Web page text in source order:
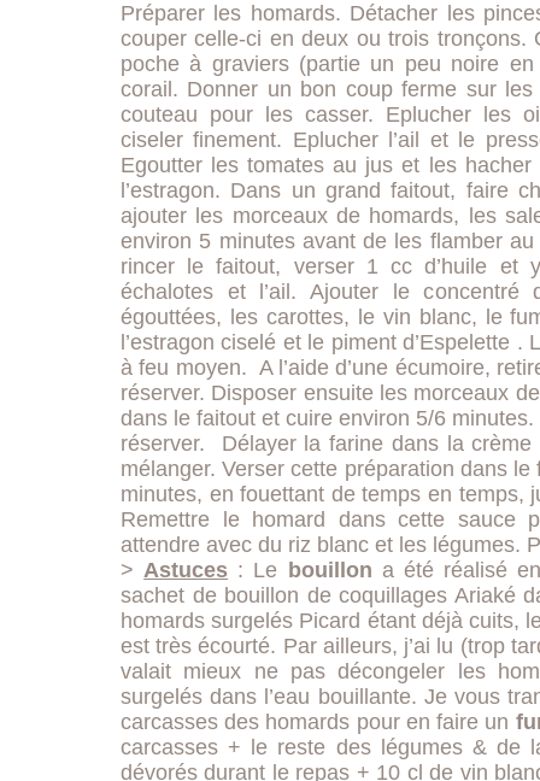
Préparer les homards. Détacher les
couper celle-ci en deux ou trois
poche à graviers (partie un peu noire
corail. Donner un bon coup ferme sur
couteau pour les casser. Eplucher les
ciseler finement. Eplucher l’ail et le
Egoutter les tomates au jus et les
l’estragon. Dans un grand faitout, faire
ajouter les morceaux de homards, les
environ 5 minutes avant de les flamber
rincer le faitout, verser 1 cc d’huile et
échalotes et l’ail. Ajouter le concentré
égouttées, les carottes, le vin blanc, le
l’estragon ciselé et le piment d’Espelette
à feu moyen. A l’aide d’une écumoire,
réserver. Disposer ensuite les morceaux
dans le faitout et cuire environ 5/6
réserver. Délayer la farine dans la
mélanger. Verser cette préparation dans
minutes, en fouettant de temps en temps,
Remettre le homard dans cette sauce
attendre avec du riz blanc et les légumes.
>Astuces : Le bouillon a été réalisé
sachet de bouillon de coquillages Ariaké
homards surgelés Picard étant déjà cuits,
est très écourté. Par ailleurs, j’ai lu (trop
valait mieux ne pas décongeler les
surgelés dans l’eau bouillante. Je vous
carcasses des homards pour en faire un
carcasses + le reste des légumes & de
dévorés durant le repas + 10 cl de vin